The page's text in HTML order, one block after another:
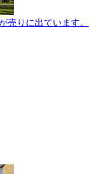
売りに出ています。